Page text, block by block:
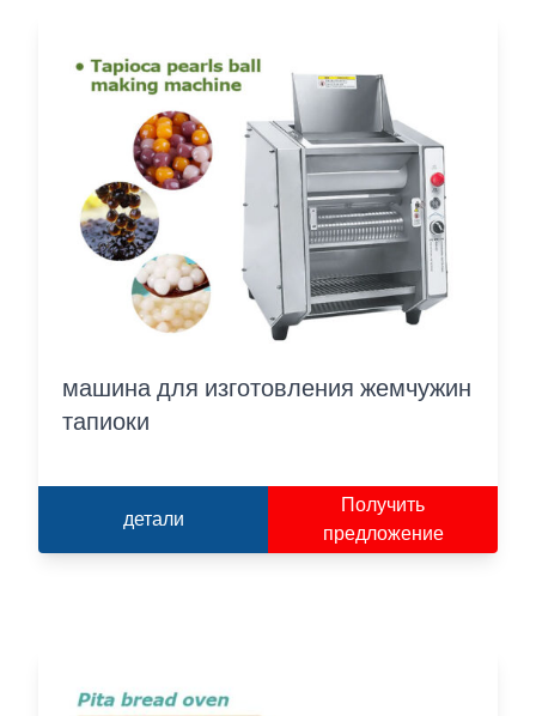
машина для изготовления жемчужин
тапиоки
детали
Получить
предложение